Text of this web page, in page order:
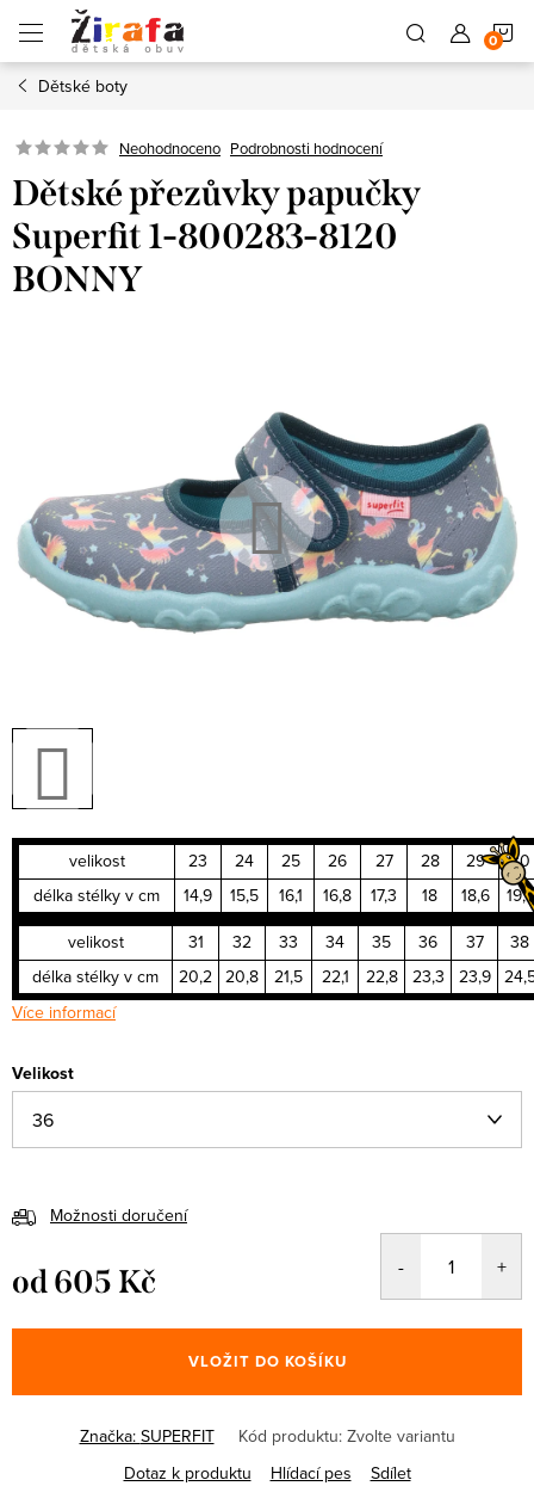
obsah
Dětské boty
Neohodnoceno Podrobnosti hodnocení
Dětské přezůvky papučky
Superfit 1-800283-8120
BONNY
velikost 23 24 25 26 27 28 29
30
délka stélky v cm
14,9 15,5 16,1 16,8 17,3 18 18,6
19,4
velikost
31 32 33 34 35 36 37
38
délka stélky v cm
20,2 20,8 21,5 22,1 22,8 23,3 23,9
Více informací
Velikost
Možnosti doručení
od605 Kč
cena:
VLOŽIT DO KOŠÍKU
Značka: SUPERFIT Kód produktu: Zvolte variantu
Dotaz k produktu
Hlídací pes Sdílet